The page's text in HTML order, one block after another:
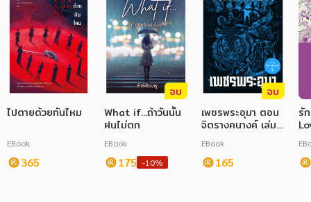
ภาษาศาสตร์
หนังสือเด็ก
การพัฒนาตนเอง
การ์ตูนความรู้ การ์ตูน
การ์ตูนมังงะ (Manga)
ไปตายด้วยกันไหม
EBook
365
จบ
What if...ถ้าวันนั้น
ฝนไม่ตก
EBook
175 -10%
จบ
เพชรพระอุมา ตอน
จิตรางคนางค์ เล่ม
34
EBook
165
รั